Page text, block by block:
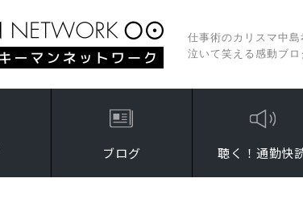
仕事術のカリスマ中島
泣いて笑える感動ブロ
ブログ 聴く！通勤快